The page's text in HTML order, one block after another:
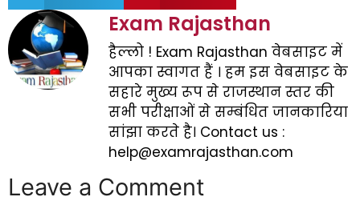
Exam Rajasthan
हैल्लो ! Exam Rajasthan वेबसाइट में
आपका स्वागत हैं । हम इस वेबसाइट के
सहारे मुख्य रूप से राजस्थान स्तर की
सभी परीक्षाओं से सम्बंधित जानकारिया
सांझा करते है। Contact us :
help@examrajasthan.com
Leave a Comment